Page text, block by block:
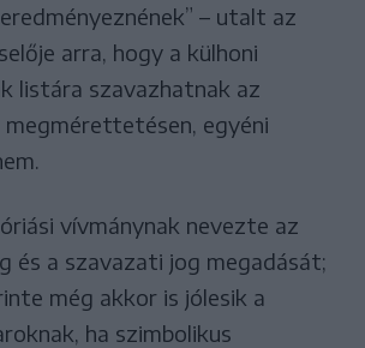
– utalt az
arra, hogy a külhoni
listára szavazhatnak az
egyéni
vívmánynak nevezte az
és a szavazati jog megadását;
még akkor is jólesik a
ha szimbolikus